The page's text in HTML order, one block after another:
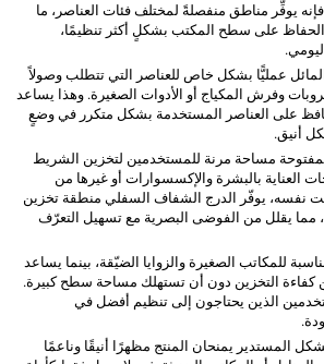
يوفِّر مناطق منفصلةً لمختلف فئات العناصر، ما
على سطح المكتب بشكلٍ أكثر تنظيمًا،
عمليًّا بشكل خاص للعناصر التي تتطلب وصولاً
وفرش المكياج أو الأدوات الصغيرة. وهذا يساعد
على العناصر المستخدمة بشكل متكرر في وضعٍ
أنيق.
مساحة مرنة للمستخدمين لتخزين الشريط
العناية بالبشرة والإكسسوارات أو غيرها من
نفسه، يوفّر الدرج الشفاف السفلي منطقة تخزين
مما يقلل من الفوضى البصرية مع تسهيل التعرّف
للمكاتب الصغيرة والزوايا الضيّقة، بينما يساعد
كفاءة التخزين دون أن تستهلك مساحة سطح كبيرة.
الذين يحتاجون إلى تنظيم أفضل في
المستدير يمنحان المنتج مظهرًا أنيقًا وناعمًا